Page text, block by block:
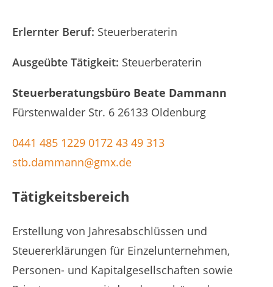
Erlernter Beruf Steuerberaterin
Ausgeübte Tätigkeit Steuerberaterin
Steuerberatungsbüro Beate Dammann
Fürstenwalder Str. 6 26133 Oldenburg
0441 485 1229 0172 43 49 313
stb.dammann@gmx.de
Tätigkeitsbereich
Erstellung von Jahresabschlüssen und
Steuererklärungen für Einzelunternehmen,
Personen- und Kapitalgesellschaften sowie